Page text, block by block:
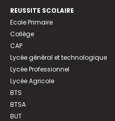
REUSSITE SCOLAIRE
Ecole Primaire
Collège
CAP
Lycée général et technologique
Lycée Professionnel
Lycée Agricole
BTS
BTSA
BUT